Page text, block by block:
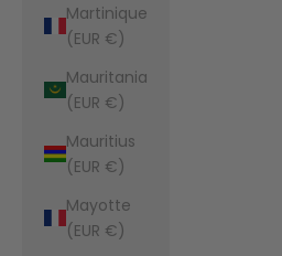
Martinique
(EUR €)
Mauritania
(EUR €)
Mauritius
(EUR €)
Mayotte
(EUR €)